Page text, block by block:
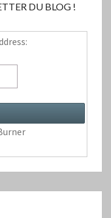
DU BLOG !